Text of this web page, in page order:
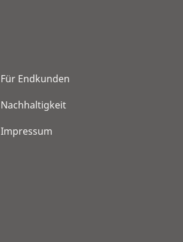
Für Endkunden
Nachhaltigkeit
Impressum